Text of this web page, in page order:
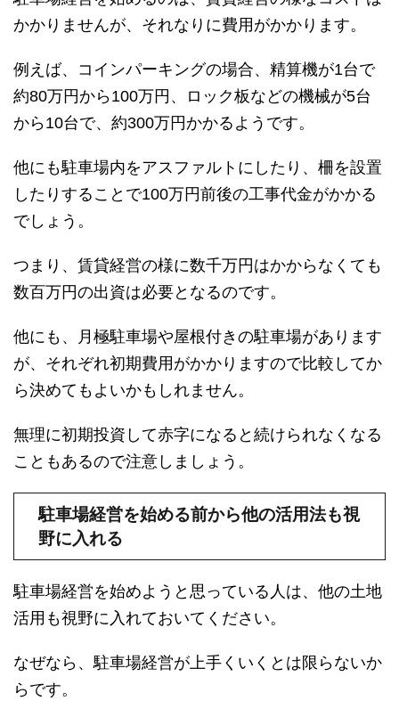
かかりませんが、それなりに費用がかかります。
例えば、コインパーキングの場合、精算機が1台で
約80万円から100万円、ロック板などの機械が5台
から10台で、約300万円かかるようです。
他にも駐車場内をアスファルトにしたり、柵を設置
したりすることで100万円前後の工事代金がかかる
でしょう。
つまり、賃貸経営の様に数千万円はかからなくても
数百万円の出資は必要となるのです。
他にも、月極駐車場や屋根付きの駐車場があります
が、それぞれ初期費用がかかりますので比較してか
ら決めてもよいかもしれません。
無理に初期投資して赤字になると続けられなくなる
こともあるので注意しましょう。
駐車場経営を始める前から他の活用法も視
野に入れる
駐車場経営を始めようと思っている人は、他の土地
活用も視野に入れておいてください。
なぜなら、駐車場経営が上手くいくとは限らないか
らです。